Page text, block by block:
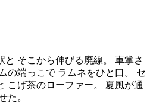
と そこから伸びる廃線。 車掌さ
の端っこで ラムネをひと口。 セ
こげ茶のローファー。 夏風が通
た。